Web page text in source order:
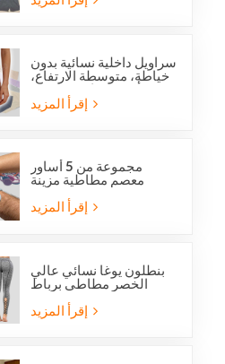
سراويل داخلية نسائية بدون
خياطة، متوسطة الارتفاع،
من أوفرستوك، مصنوعة
من قماش يسمح بمرور
الهواء، لطيفة على البشرة،
مجموعة من 5 أساور
معصم مطاطية مزينة
بالخرز تحمل صورة
القديس بنديكت الكاثوليكي
وميدالية المعجزة
بنطلون يوغا نسائي عالي
الخصر مطاطي برباط
متقاطع وفتحات شبكية من
ستوكلوت